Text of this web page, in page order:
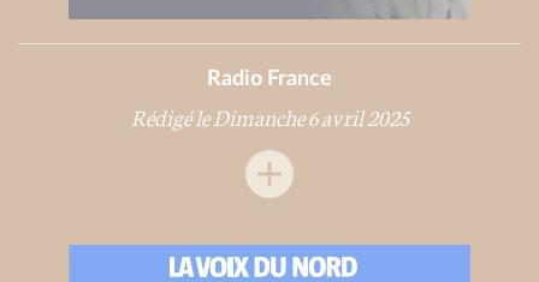
Radio France
Rédigé le Dimanche 6 avril 2025